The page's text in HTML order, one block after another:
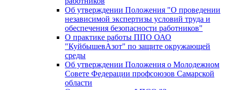
Об утверждении Положения "О проведении
независимой экспертизы условий труда и
обеспечения безопасности работников"
О практике работы ППО ОАО
"КуйбышевАзот" по защите окружающей
среды
Об утверждении Положения о Молодежном
Совете Федерации профсоюзов Самарской
области